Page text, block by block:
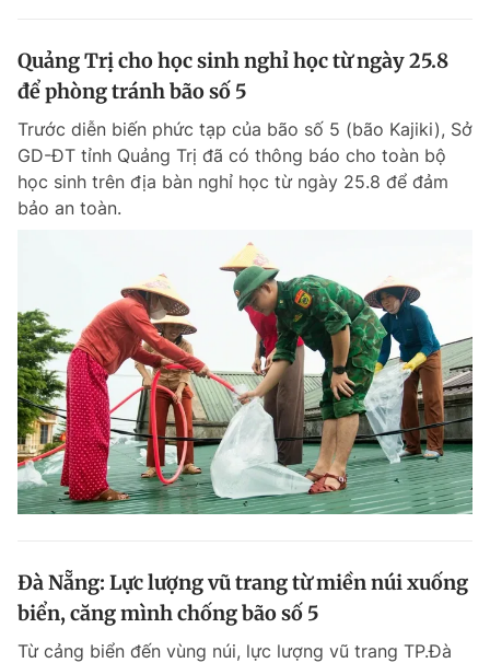
Quảng Trị cho học sinh nghỉ học từ ngày 25.8
để phòng tránh bão số 5
Trước diễn biến phức tạp của bão số 5 (bão Kajiki), Sở
GD-ĐT tỉnh Quảng Trị đã có thông báo cho toàn bộ
học sinh trên địa bàn nghỉ học từ ngày 25.8 để đảm
bảo an toàn.
Đà Nẵng: Lực lượng vũ trang từ miền núi xuống
biển, căng mình chống bão số 5
Từ cảng biển đến vùng núi, lực lượng vũ trang TP.Đà